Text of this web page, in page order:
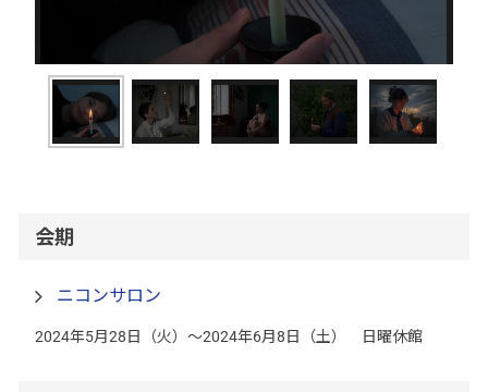
会期
ニコンサロン
2024年5月28日（火）～2024年6月8日（土） 日曜休館